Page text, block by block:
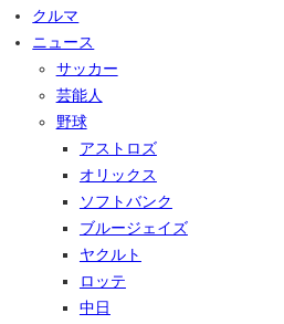
クルマ
ニュース
サッカー
芸能人
野球
アストロズ
オリックス
ソフトバンク
ブルージェイズ
ヤクルト
ロッテ
中日